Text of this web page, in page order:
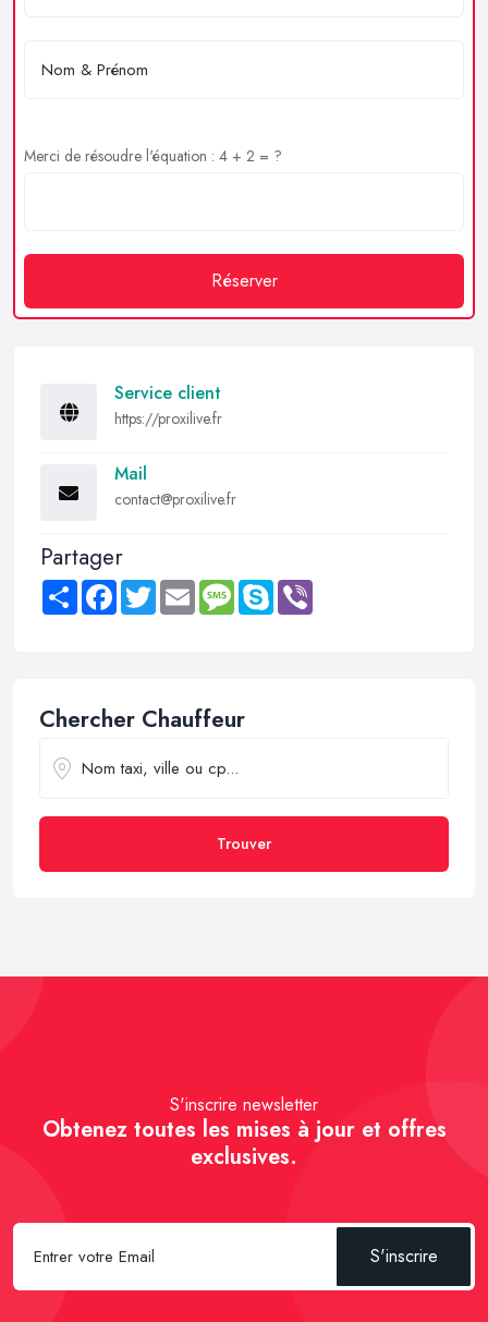
Merci de résoudre l'équation : 4 + 2 = ?
Réserver
Service client
https://proxilive.fr
Mail
contact@proxilive.fr
Partager
Share FacebookTwitter Email MessageSkype
Chercher Chauffeur
Trouver
S'inscrire newsletter
Obtenez toutes les mises à jour et offres
exclusives.
S'inscrire